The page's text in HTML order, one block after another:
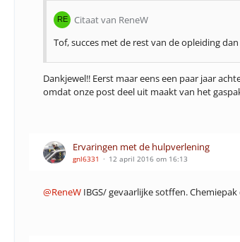
Citaat van ReneW
Tof, succes met de rest van de opleiding
Dankjewel!! Eerst maar eens een paar jaar
omdat onze post deel uit maakt van het
Ervaringen met de hulpverlening
gnl6331 12 april 2016 om 16:13
@ReneW IBGS/ gevaarlijke sotffen.